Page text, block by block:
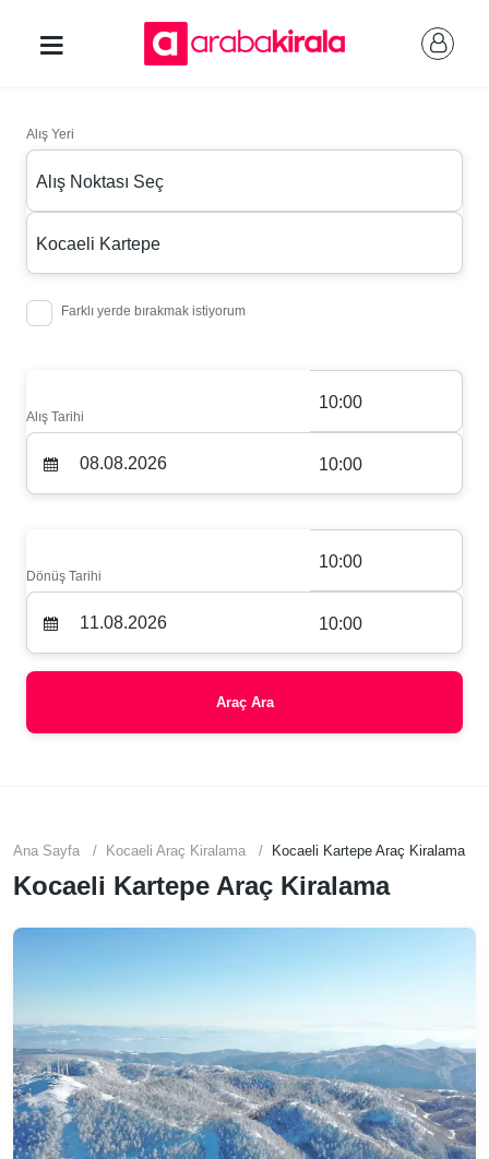
Alış Yeri
Alış Noktası Seç
Kocaeli Kartepe
Farklı yerde bırakmak istiyorum
Alış Tarihi
10:00
10:00
Dönüş Tarihi
10:00
10:00
Araç Ara
Ana Sayfa Kocaeli Araç Kiralama Kocaeli Kartepe Araç Kiralama
Kocaeli Kartepe Araç Kiralama